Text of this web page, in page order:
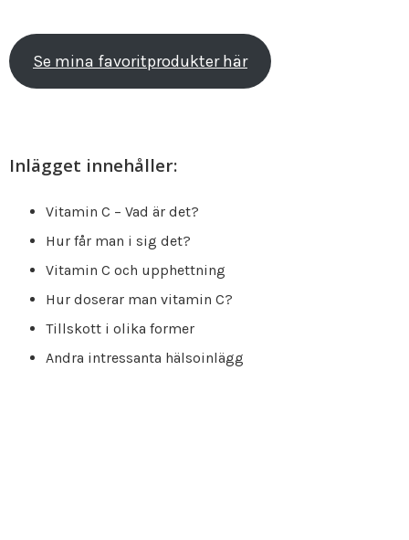
Se mina favoritprodukter här
Inlägget innehåller:
Vitamin C – Vad är det?
Hur får man i sig det?
Vitamin C och upphettning
Hur doserar man vitamin C?
Tillskott i olika former
Andra intressanta hälsoinlägg